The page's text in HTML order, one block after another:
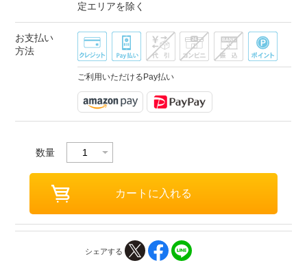
定エリアを除く
お支払い
方法
ご利用いただけるPay払い
数量
シェアする